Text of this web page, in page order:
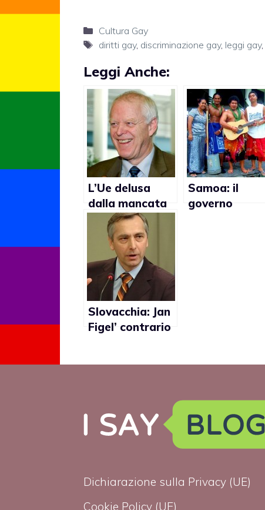
Categorie
Cultura Gay
Tag
diritti gay, discriminazione gay, leggi gay,
Leggi Anche:
L’Ue delusa
dalla mancata
approvazione
della legge
sull’omofobia
Samoa: il
governo
Slovacchia: Jan
Figel’ contrario
Dichiarazione sulla Privacy (UE)
Cookie Policy (UE)